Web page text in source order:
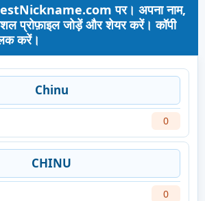
पर। अपना नाम,
प्रोफ़ाइल जोड़ें और शेयर करें। कॉपी
करें।
Chinu
0
CHINU
0